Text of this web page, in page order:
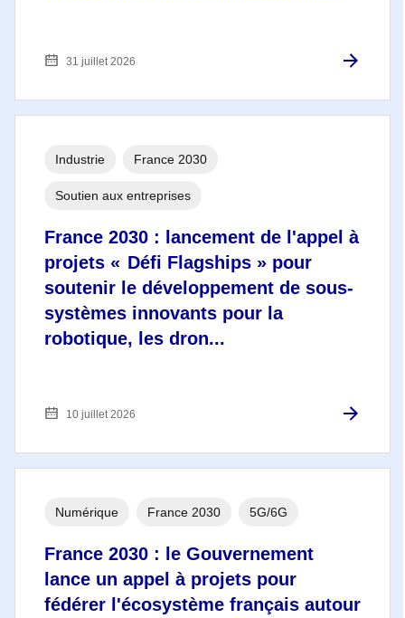
31 juillet 2026
France 2030 : lancement de l'appel à
projets « Défi Flagships » pour
soutenir le développement de sous-
systèmes innovants pour la
robotique, les dron...
Industrie France 2030
Soutien aux entreprises
10 juillet 2026
France 2030 : le Gouvernement
lance un appel à projets pour
fédérer l'écosystème français autour
Numérique France 2030 5G/6G